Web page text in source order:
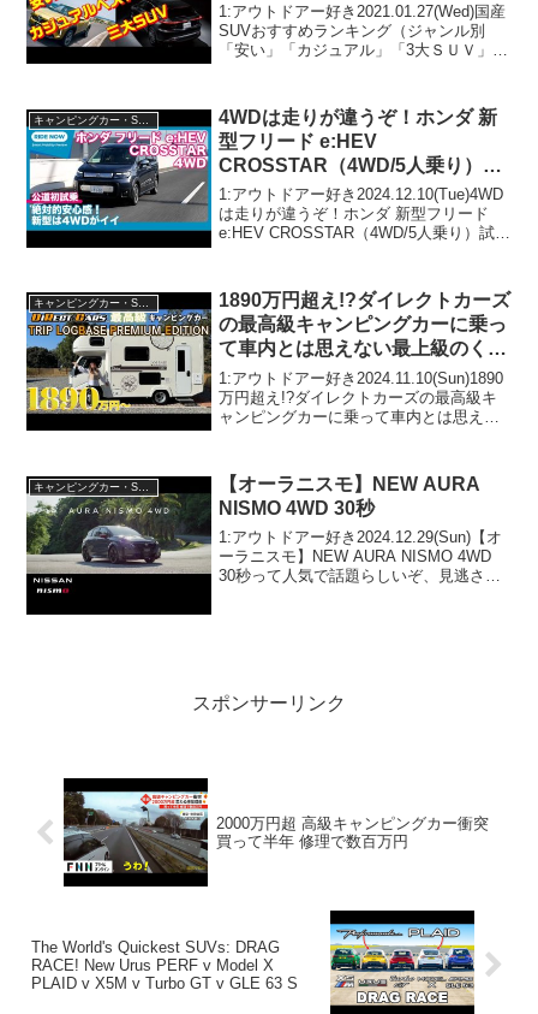
1:アウトドアー好き2021.01.27(Wed)国産
SUVおすすめランキング（ジャンル別
「安い」「カジュアル」「3大ＳＵＶ」）
2021.01.27(Wed)この動画は...
4WDは走りが違うぞ！ホンダ 新
型フリード e:HEV
CROSSTAR（4WD/5人乗り）試
乗レビュー by 島下泰久
1:アウトドアー好き2024.12.10(Tue)4WD
は走りが違うぞ！ホンダ 新型フリード
e:HEV CROSSTAR（4WD/5人乗り）試乗
好き2024....
キャンピングカー・SUV人気車種
1890万円超え!?ダイレクトカーズ
の最高級キャンピングカーに乗っ
て車内とは思えない最上級のくつ
ろぎ空間を体験してみた！
1:アウトドアー好き2024.11.10(Sun)1890
万円超え!?ダイレクトカーズの最高級キ
ャンピングカーに乗って車内とは思えな
いで！！2:アウトドアー好き2024....
【オーラニスモ】NEW AURA
NISMO 4WD 30秒
1:アウトドアー好き2024.12.29(Sun)【オ
ーラニスモ】NEW AURA NISMO 4WD
30秒って人気で話題らしいぞ、見逃さな
スポンサーリンク
2000万円超 高級キャンピングカー衝突
買って半年 修理で数百万円
The World's Quickest SUVs: DRAG
RACE! New Urus PERF v Model X
PLAID v X5M v Turbo GT v GLE 63 S